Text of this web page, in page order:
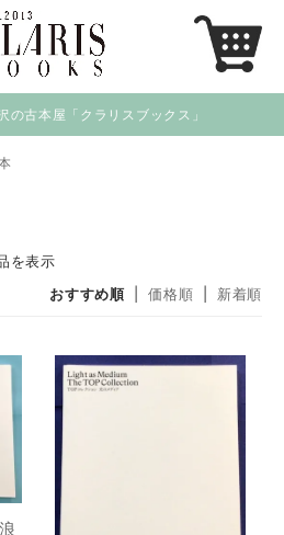
の古本屋「クラリスブックス」
を表示
おすすめ順
価格順 新着順